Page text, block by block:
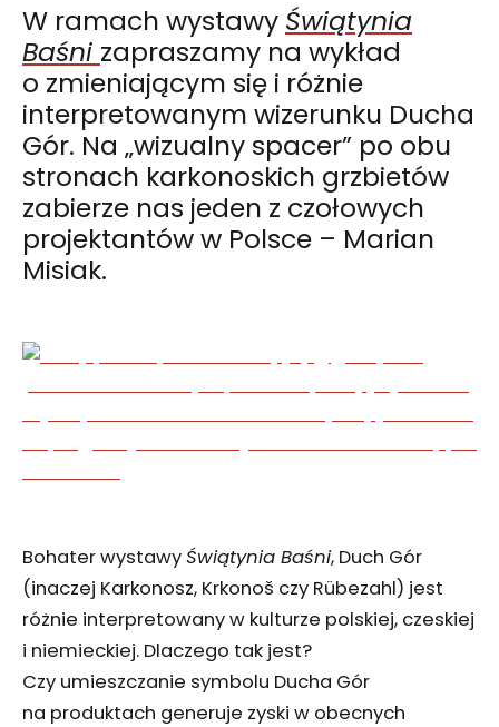
W ramach wystawy Świątynia
Baśni zapraszamy na wykład
o zmieniającym się i różnie
interpretowanym wizerunku Ducha
Gór. Na „wizualny spacer” po obu
stronach karkonoskich grzbietów
zabierze nas jeden z czołowych
projektantów w Polsce – Marian
Misiak.
Bohater wystawyŚwiątynia Baśni, Duch Gór
(inaczej Karkonosz, Krkonoš czy Rübezahl) jest
różnie interpretowany w kulturze polskiej, czeskiej
i niemieckiej. Dlaczego tak jest?
Czy umieszczanie symbolu Ducha Gór
na produktach generuje zyski w obecnych